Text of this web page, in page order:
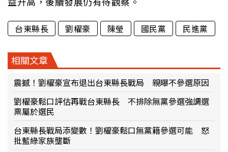
台東縣長 劉櫂豪 陳瑩 國民黨 民進黨
相關文章
震撼！劉櫂豪宣布退出台東縣長戰局 親曝不參選原因
劉櫂豪鬆口評估再戰台東縣長 不排除無黨參選強調選
票屬於選民
台東縣長戰局添變數！劉櫂豪鬆口無黨籍參選可能 怒
批藍綠家族壟斷